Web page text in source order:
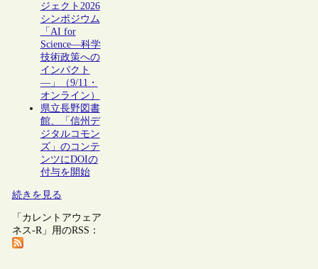
ジェクト2026
シンポジウム
「AI for
Science―科学
技術政策への
インパクト
―」（9/11・
オンライン）
県立長野図書
館、「信州デ
ジタルコモン
ズ」のコンテ
ンツにDOIの
付与を開始
続きを見る
「カレントアウェア
ネス-R」用のRSS：